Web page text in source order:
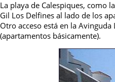
La playa de Calespiques, como
Gil Los Delfines al lado de los
Otro acceso está en la
(apartamentos básicamente).